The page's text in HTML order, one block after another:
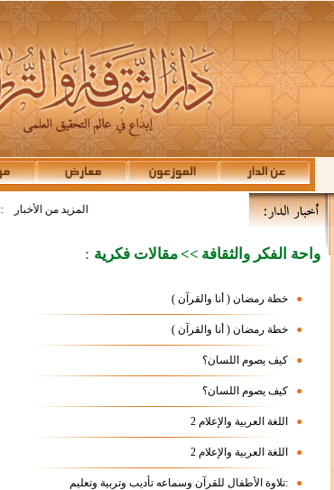
::المزيد من الأخبار
واحة الفكر والثقافة >>مقالات فكرية :
خطة رمضان ( أنا والقرآن ) ●
خطة رمضان ( أنا والقرآن ) ●
كيف يصوم اللسان؟ ●
كيف يصوم اللسان؟ ●
اللغة العربية والإعلام 2 ●
اللغة العربية والإعلام 2 ●
تلاوة الأطفال للقرآن وسماعه تأديب وتربية وتعليم: ●